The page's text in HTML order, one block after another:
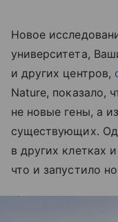
Новое
университета,
и других центров,
Nature, показало,
не новые гены, а
существующих.
в других клетках
что и запустило